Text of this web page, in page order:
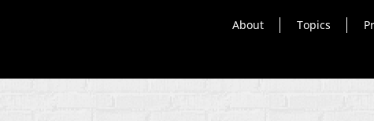
About Topics